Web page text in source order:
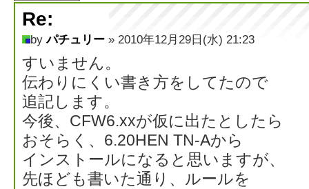
Re:
byパチュリー » 2010年12月29日(水) 21:23
すいません。
伝わりにくい書き方をしてたので
追記します。
今後、CFW6.xxが仮に出たとしたら
おそらく、6.20HEN TN-Aから
インストールになると思いますが、
先ほども書いた通り、ルールを